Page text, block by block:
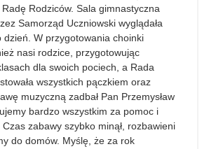
Rodziców. Sala gimnastyczna
Samorząd Uczniowski wyglądała
dzień. W przygotowania choinki
nasi rodzice, przygotowując
dla swoich pociech, a Rada
wszystkich pączkiem oraz
muzyczną zadbał Pan Przemysław
bardzo wszystkim za pomoc i
zabawy szybko minął, rozbawieni
do domów. Myślę, że za rok